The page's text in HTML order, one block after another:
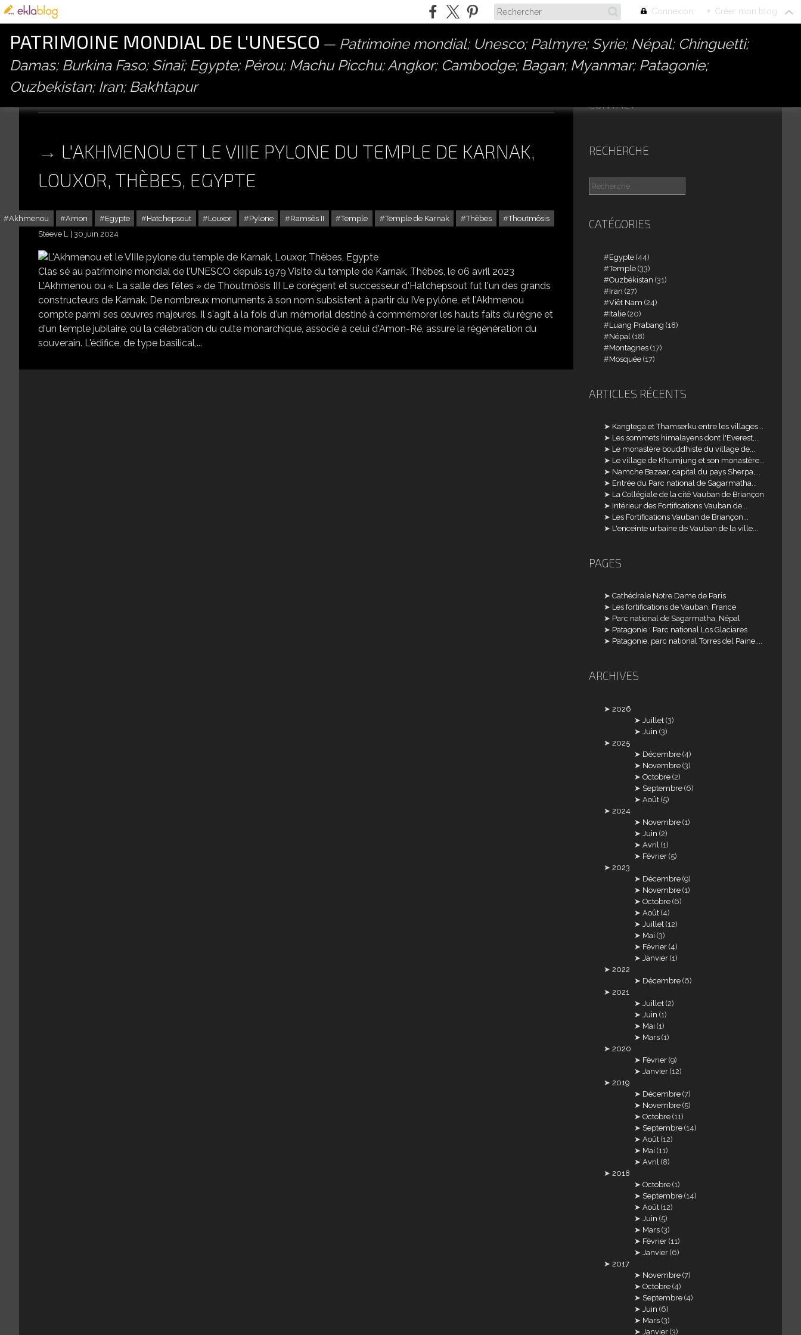
Connexion + Créer mon blog
PATRIMOINE MONDIAL DE L'UNESCO
Patrimoine mondial; Unesco; Palmyre; Syrie; Népal; Chinguetti;
Damas; Burkina Faso; Sinaï; Egypte; Pérou; Machu Picchu; Angkor; Cambodge; Bagan; Myanmar; Patagonie;
Ouzbekistan; Iran; Bakhtapur
akhmenou
L'AKHMENOU ET LE VIIIE PYLONE DU TEMPLE DE KARNAK,
LOUXOR, THÈBES, EGYPTE
Akhmenou Amon Egypte Hatchepsout Louxor Pylone Ramsès II Temple Temple de Karnak Thèbes
Thoutmôsis
Steeve L
30 juin 2024
Clas sé au patrimoine mondial de l'UNESCO depuis 1979 Visite du temple de Karnak, Thèbes, le 06 avril 2023
L'Akhmenou ou « La salle des fêtes » de Thoutmôsis III Le corégent et successeur d'Hatchepsout fut l'un des grands
constructeurs de Karnak. De nombreux monuments à son nom subsistent à partir du IVe pylône, et l'Akhmenou
compte parmi ses œuvres majeures. Il s'agit à la fois d'un mémorial destiné à commémorer les hauts faits du règne et
d'un temple jubilaire, où la célébration du culte monarchique, associé à celui d'Amon-Rê, assure la régénération du
souverain. L'édifice, de type basilical,...
CONTACT
RECHERCHE
CATÉGORIES
Egypte (44)
Temple (33)
Ouzbékistan (31)
Iran (27)
Viêt Nam (24)
Italie (20)
Luang Prabang (18)
Népal (18)
Montagnes (17)
Mosquée (17)
ARTICLES RÉCENTS
Kangtega et Thamserku entre les villages...
Les sommets himalayens dont l'Everest,...
Le monastère bouddhiste du village de...
Le village de Khumjung et son monastère...
Namche Bazaar, capital du pays Sherpa,...
Entrée du Parc national de Sagarmatha...
La Collégiale de la cité Vauban de Briançon
Intérieur des Fortifications Vauban de...
Les Fortifications Vauban de Briançon...
L'enceinte urbaine de Vauban de la ville...
PAGES
Cathédrale Notre Dame de Paris
Les fortifications de Vauban, France
Parc national de Sagarmatha, Népal
Patagonie : Parc national Los Glaciares
Patagonie, parc national Torres del Paine,...
ARCHIVES
2026
Juillet (3)
Juin (3)
2025
Décembre (4)
Novembre (3)
Octobre (2)
Septembre (6)
Août (5)
2024
Novembre (1)
Juin (2)
Avril (1)
Février (5)
2023
Décembre (9)
Novembre (1)
Octobre (6)
Août (4)
Juillet (12)
Mai (3)
Février (4)
Janvier (1)
2022
Décembre (6)
2021
Juillet (2)
Juin (1)
Mai (1)
Mars (1)
2020
Février (9)
Janvier (12)
2019
Décembre (7)
Novembre (5)
Octobre (11)
Septembre (14)
Août (12)
Mai (11)
Avril (8)
2018
Octobre (1)
Septembre (14)
Août (12)
Juin (5)
Mars (3)
Février (11)
Janvier (6)
2017
Novembre (7)
Octobre (4)
Septembre (4)
Juin (6)
Mars (3)
Janvier (3)